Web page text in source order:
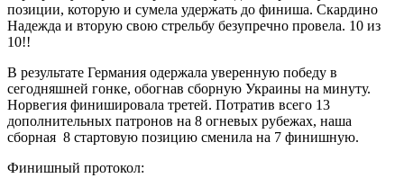
позиции, которую и сумела удержать до финиша. Скардино
Надежда и вторую свою стрельбу безупречно провела. 10 из
10!!
В результате Германия одержала уверенную победу в
сегодняшней гонке, обогнав сборную Украины на минуту.
Норвегия финишировала третей. Потратив всего 13
дополнительных патронов на 8 огневых рубежах, наша
сборная 8 стартовую позицию сменила на 7 финишную.
Финишный протокол: